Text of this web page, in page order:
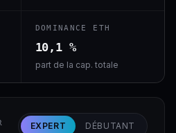
DOMINANCE ETH
10,1 %
part de la cap. totale
EXPERT DÉBUTANT